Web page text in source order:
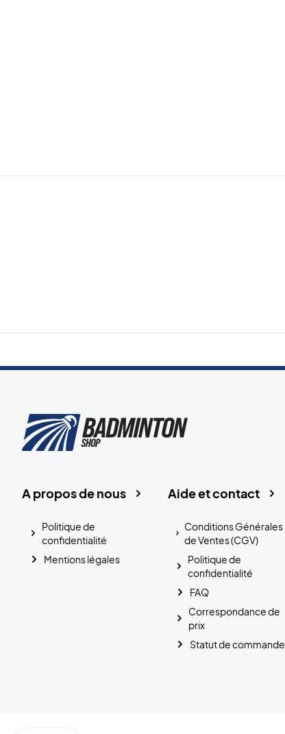
Aide et contact
Conditions Générales
de Ventes (CGV)
Politique de
confidentialité
FAQ
Correspondance de
prix
Statut de commande
A propos de nous
Politique de
confidentialité
Mentions légales